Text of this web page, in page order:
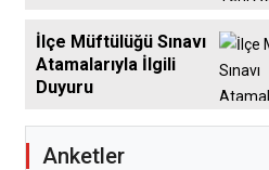
İlçe Müftülüğü Sınavı
Atamalarıyla İlgili
Duyuru
Anketler